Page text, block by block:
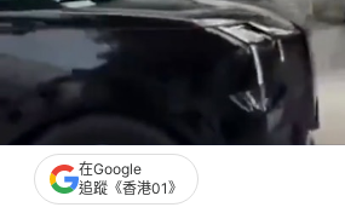
在Google
追蹤《香港01》